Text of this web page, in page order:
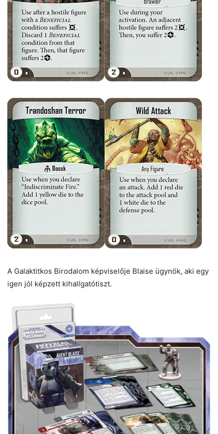
A Galaktitkos Birodalom képviselője Blaise ügynök, aki egy
igen jól képzett kihallgatótiszt.